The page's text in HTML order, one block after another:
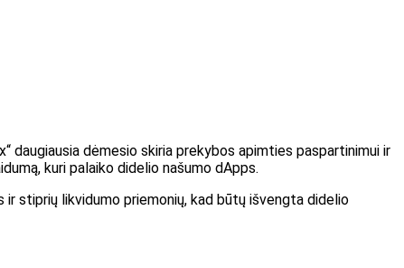
daugiausia dėmesio skiria prekybos apimties paspartinimui ir
kuri palaiko didelio našumo dApps.
stiprių likvidumo priemonių, kad būtų išvengta didelio